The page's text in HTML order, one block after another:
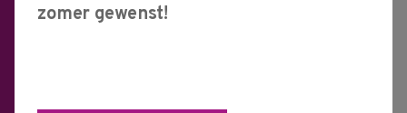
direct inschrijven
zomer gewenst!